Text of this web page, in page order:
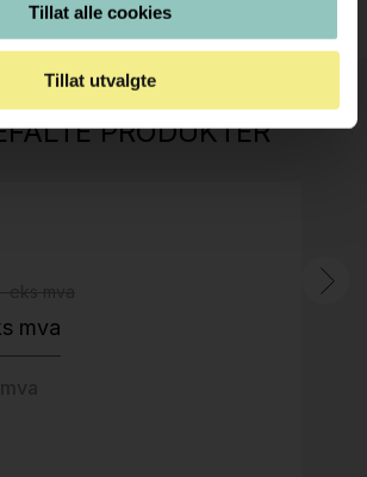
Tillat alle cookies
Tillat utvalgte
PRODUKTER
Stk.
H05 5600 Swingback-armlene Mørk
mva